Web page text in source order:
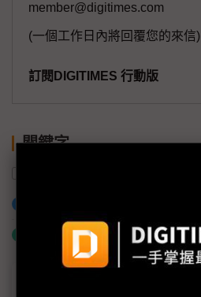
member@digitimes.com
(一個工作日內將回覆您的來信)
訂閱DIGITIMES 行動版
關鍵字
什麼是「關鍵字追蹤」